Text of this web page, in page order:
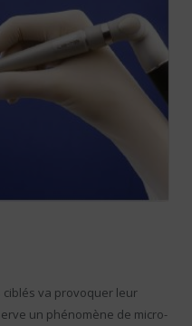
ciblés va provoquer leur
un phénomène de micro-